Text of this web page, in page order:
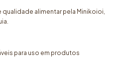
alimentar pela Minikoioi,
para uso em produtos